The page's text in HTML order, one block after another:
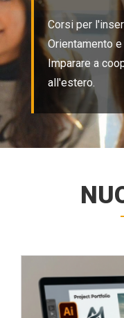
Corsi per
Orientamento
Imparare a
all'estero.